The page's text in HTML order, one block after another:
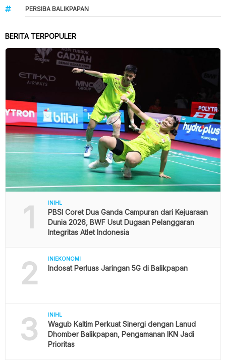
PERSIBA BALIKPAPAN
BERITA TERPOPULER
1 INIHL
PBSI Coret Dua Ganda Campuran dari Kejuaraan
Dunia 2026, BWF Usut Dugaan Pelanggaran
Integritas Atlet Indonesia
2 INIEKONOMI
Indosat Perluas Jaringan 5G di Balikpapan
3 INIHL
Wagub Kaltim Perkuat Sinergi dengan Lanud
Dhomber Balikpapan, Pengamanan IKN Jadi
Prioritas